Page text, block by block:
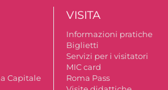
Capitale
VISITA
Informazioni pratiche
Biglietti
Servizi per i visitatori
MIC card
Roma Pass